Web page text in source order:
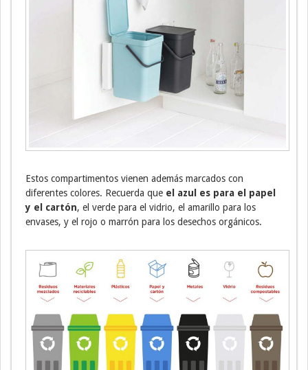
Estos compartimentos vienen además marcados con
diferentes colores. Recuerda que el azul es para el papel
y el cartón, el verde para el vidrio, el amarillo para los
envases, y el rojo o marrón para los desechos orgánicos.